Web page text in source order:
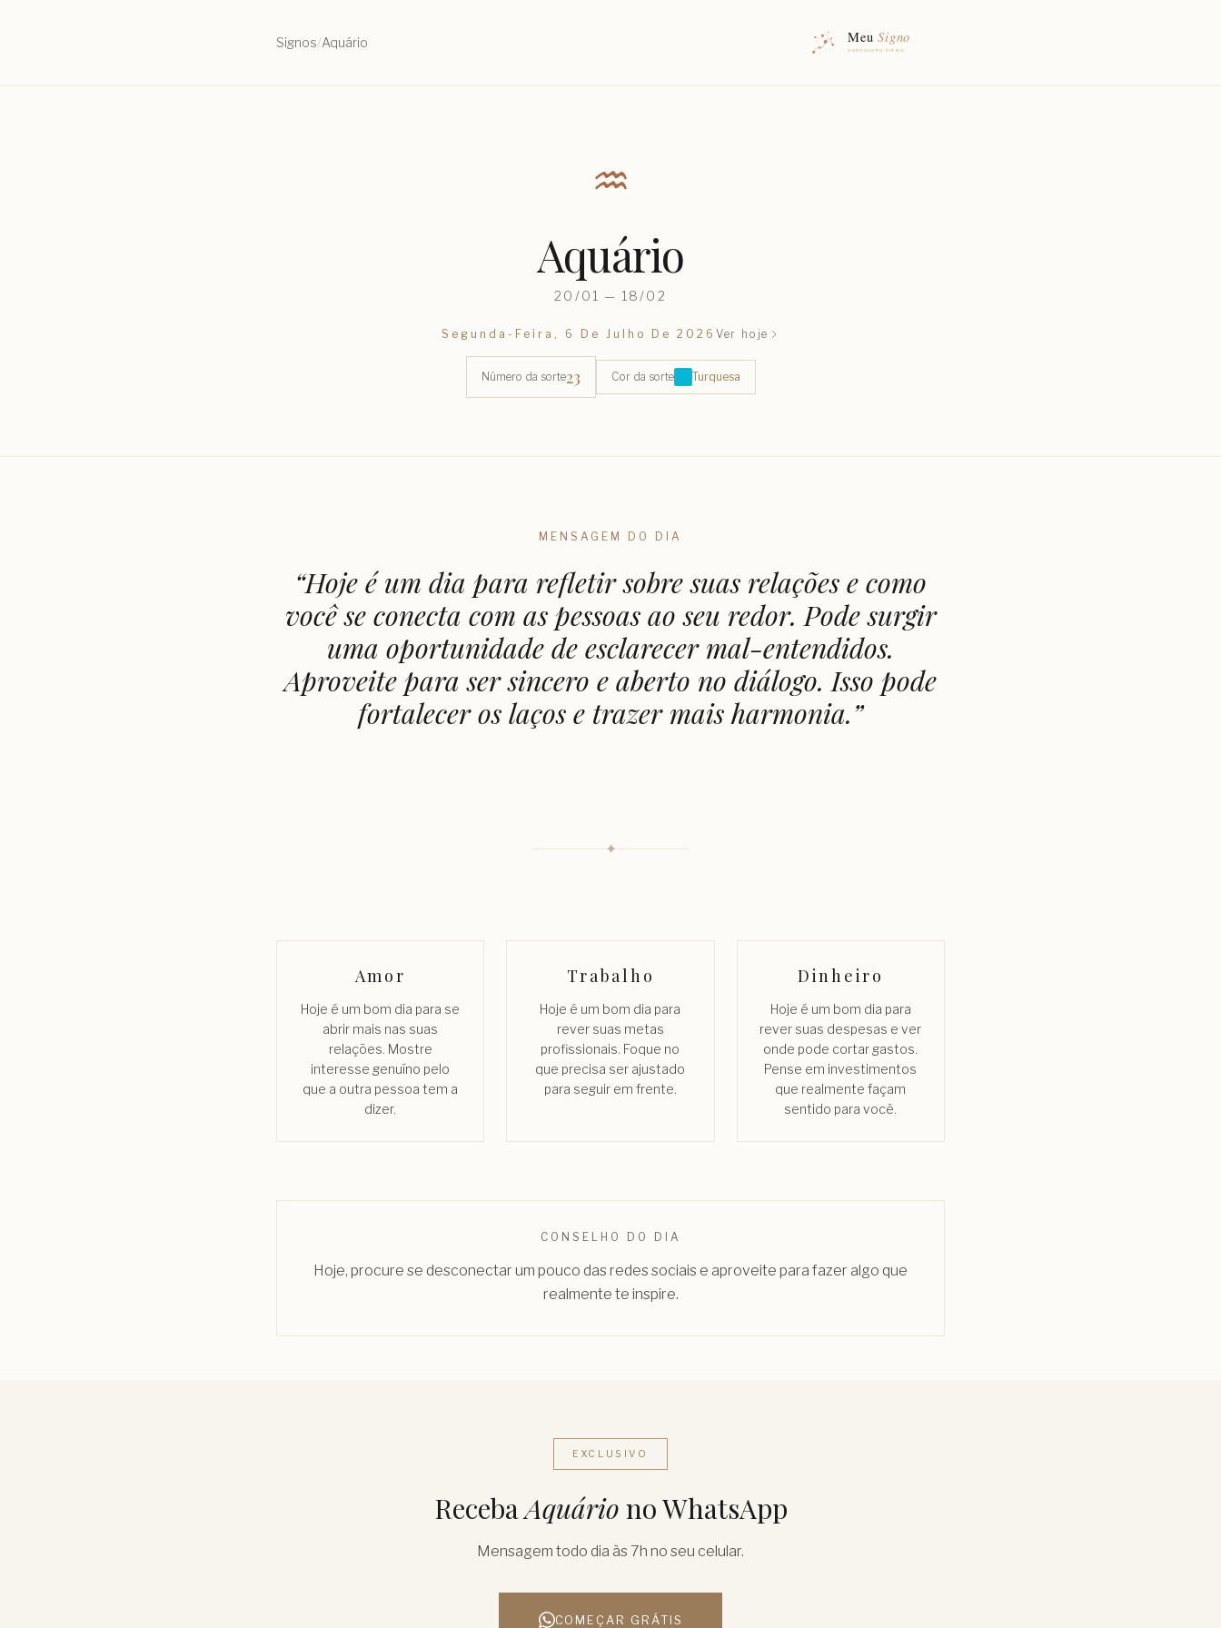
Signos/Aquário
♒︎
Aquário
20/01 — 18/02
Segunda-Feira, 6 De Julho De 2026 Ver hoje
Número da sorte23 Cor da sorte Turquesa
MENSAGEM DO DIA
“Hoje é um dia para refletir sobre suas relações e como
você se conecta com as pessoas ao seu redor. Pode surgir
uma oportunidade de esclarecer mal-entendidos.
Aproveite para ser sincero e aberto no diálogo. Isso pode
fortalecer os laços e trazer mais harmonia.”
✦
Amor
Hoje é um bom dia para se
abrir mais nas suas
relações. Mostre
interesse genuíno pelo
que a outra pessoa tem a
dizer.
Trabalho
Hoje é um bom dia para
rever suas metas
profissionais. Foque no
que precisa ser ajustado
para seguir em frente.
Dinheiro
Hoje é um bom dia para
rever suas despesas e ver
onde pode cortar gastos.
Pense em investimentos
que realmente façam
sentido para você.
CONSELHO DO DIA
Hoje, procure se desconectar um pouco das redes sociais e aproveite para fazer algo que
realmente te inspire.
EXCLUSIVO
RecebaAquário no WhatsApp
Mensagem todo dia às 7h no seu celular.
COMEÇAR GRÁTIS